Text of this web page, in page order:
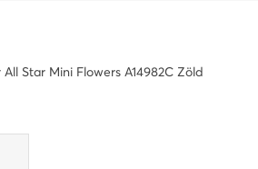
Star Mini Flowers A14982C Zöld